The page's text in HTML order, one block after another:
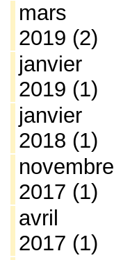
mars
2019 (2)
janvier
2019 (1)
janvier
2018 (1)
novembre
2017 (1)
avril
2017 (1)